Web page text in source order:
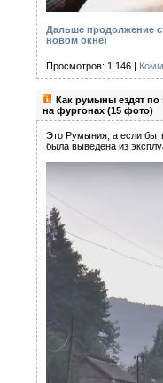
Дальше продолжение
новом окне)
Просмотров: 1 146 |
Как румыны ездят по
на фургонах (15 фото)
Это Румыния, а если
была выведена из